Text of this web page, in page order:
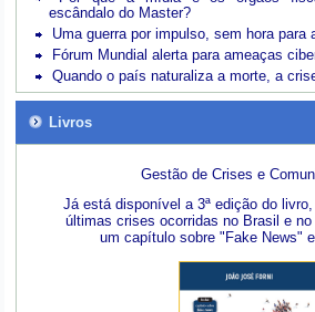
escândalo do Master?
Uma guerra por impulso, sem hora para
Fórum Mundial alerta para ameaças
Quando o país naturaliza a morte, a
Livros
Gestão de Crises e
Já está disponível a 3ª edição do
últimas crises ocorridas no Brasil e
um capítulo sobre "Fake News"